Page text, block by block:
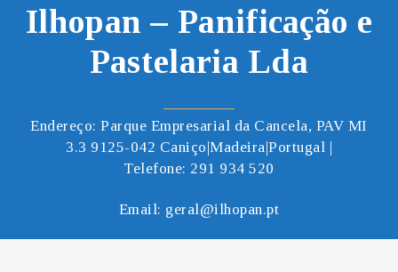
Ilhopan – Panificação e
Pastelaria Lda
Endereço: Parque Empresarial da Cancela, PAV MI
3.3 9125-042 Caniço|Madeira|Portugal |
Telefone: 291 934 520
Email: geral@ilhopan.pt